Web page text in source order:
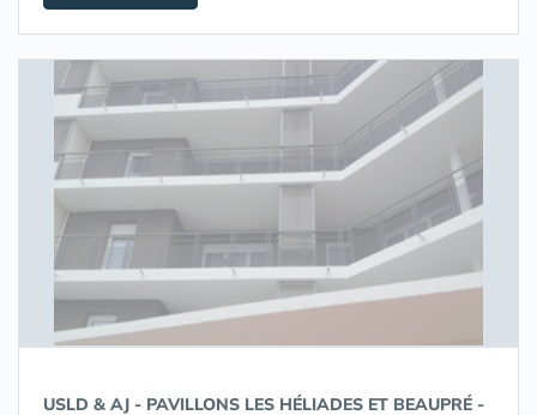
USLD & AJ - PAVILLONS LES HÉLIADES ET BEAUPRÉ -